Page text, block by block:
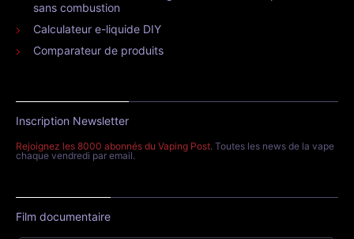
sans combustion
Calculateur e-liquide DIY
Comparateur de produits
Inscription Newsletter
Rejoignez les 8000 abonnés du Vaping Post. Toutes les news de la vape
chaque vendredi par email.
Film documentaire